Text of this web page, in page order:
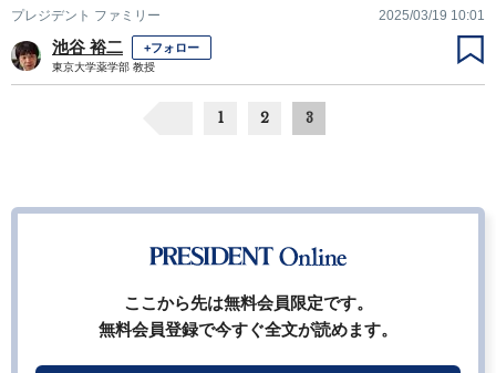
プレジデント ファミリー 2025/03/19 10:01
池谷 裕二 +フォロー
東京大学薬学部 教授
1 2 3
ここから先は無料会員限定です。
無料会員登録で今すぐ全文が読めます。